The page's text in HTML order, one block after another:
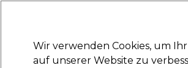
Wir verwenden Cookies, um
auf unserer Website zu